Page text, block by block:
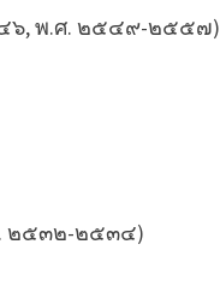
๔๖, พ.ศ. ๒๕๔๙-๒๕๕๗)
. ๒๕๓๒-๒๕๓๔)